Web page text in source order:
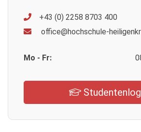
+43 (0) 2258 8703 400
office@hochschule-
Mo - Fr: